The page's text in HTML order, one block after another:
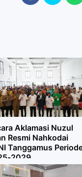
Aklamasi Nuzul
Resmi Nahkodai
Tanggamus
2029